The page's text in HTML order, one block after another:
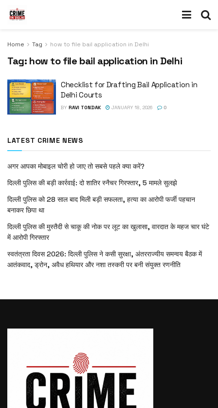
Home Tag how to file bail application in Delhi
Tag: how to file bail application in Delhi
Checklist for Drafting Bail Application in
Delhi Courts
BY RAVI TONDAK JANUARY 18, 2026 0
LATEST CRIME NEWS
अगर आपका मोबाइल चोरी हो जाए तो सबसे पहले क्या करें?
दिल्ली पुलिस की बड़ी कार्रवाई: दो शातिर स्नैचर गिरफ्तार, 5 मामले सुलझे
दिल्ली पुलिस को 28 साल बाद मिली बड़ी सफलता, हत्या का आरोपी फर्जी पहचान
बनाकर छिपा था
दिल्ली पुलिस की मुस्तैदी से चाकू की नोक पर लूट का खुलासा, वारदात के महज चार घंटे
में आरोपी गिरफ्तार
स्वतंत्रता दिवस 2026: दिल्ली पुलिस ने कसी सुरक्षा, अंतरराज्यीय समन्वय बैठक में
आतंकवाद, ड्रोन, अवैध हथियार और नशा तस्करी पर बनी संयुक्त रणनीति